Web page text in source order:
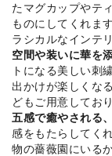
たマグカップやテ
ものにしてくれま
ラシカルなインテ
空間や装いに華を
トになる美しい刺
出かけが楽しくな
どもご用意してお
五感で癒やされる
感をもたらしてく
物の薔薇園にいる